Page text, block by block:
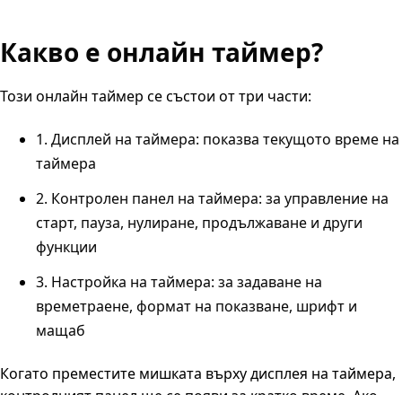
Какво е онлайн таймер?
Този онлайн таймер се състои от три части:
1. Дисплей на таймера: показва текущото време на
таймера
2. Контролен панел на таймера: за управление на
старт, пауза, нулиране, продължаване и други
функции
3. Настройка на таймера: за задаване на
времетраене, формат на показване, шрифт и
мащаб
Когато преместите мишката върху дисплея на таймера,